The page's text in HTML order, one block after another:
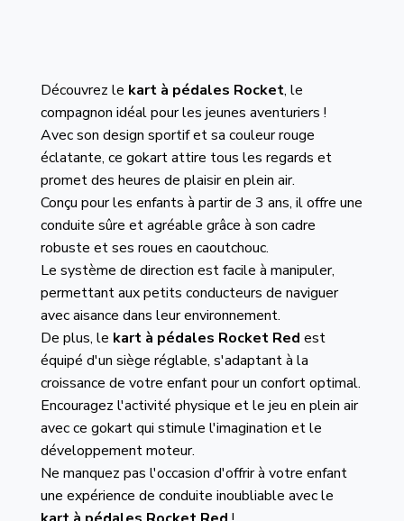
Découvrez le kart à pédales Rocket, le
compagnon idéal pour les jeunes aventuriers !
Avec son design sportif et sa couleur rouge
éclatante, ce gokart attire tous les regards et
promet des heures de plaisir en plein air.
Conçu pour les enfants à partir de 3 ans, il offre une
conduite sûre et agréable grâce à son cadre
robuste et ses roues en caoutchouc.
Le système de direction est facile à manipuler,
permettant aux petits conducteurs de naviguer
avec aisance dans leur environnement.
De plus, le kart à pédales Rocket Red est
équipé d'un siège réglable, s'adaptant à la
croissance de votre enfant pour un confort optimal.
Encouragez l'activité physique et le jeu en plein air
avec ce gokart qui stimule l'imagination et le
développement moteur.
Ne manquez pas l'occasion d'offrir à votre enfant
une expérience de conduite inoubliable avec le